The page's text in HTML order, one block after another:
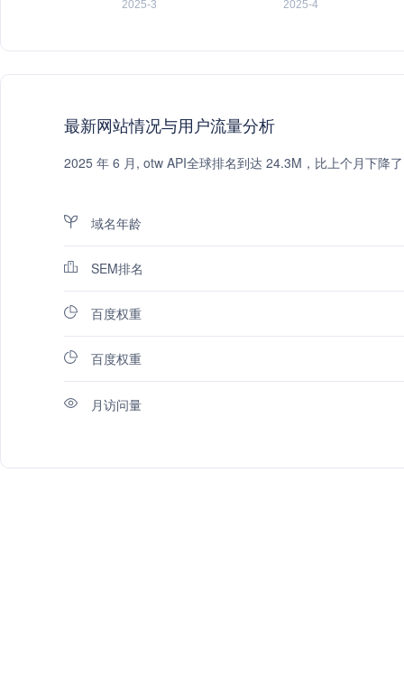
最新网站情况与用户流量分析
2025 年 6 月, otw API全球排名到达 24.3M，比上个月下降
域名年龄
SEM排名
百度权重
百度权重
月访问量